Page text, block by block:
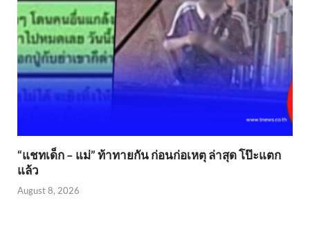
“แชทเด็ก – แม่” ท้าทายกัน ก่อนก่อเหตุ ล่าสุด โป๊ะแตก
แล้ว
August 8, 2026